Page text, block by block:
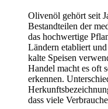
Olivenöl gehört seit
Bestandteilen der
das hochwertige
Ländern etabliert
kalte Speisen
Handel macht es oft
erkennen.
dass viele